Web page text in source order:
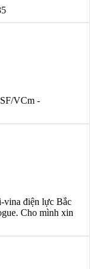
VCm -
vina điện lực Bắc
Cho mình xin